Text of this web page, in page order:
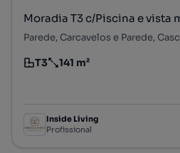
Moradia T3 c/Piscina e vista
Parede, Carcavelos e Parede,
Tipologia
T3
Preço por metro quadrado
141 m²
Inside Living
Profissional